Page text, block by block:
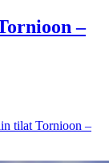
–
tilat Tornioon –